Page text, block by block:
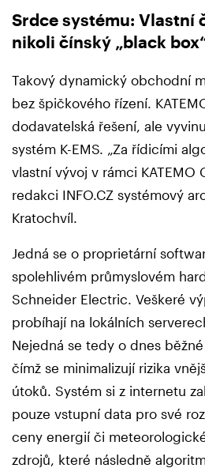
Srdce systému: Vlastní
nikoli čínský „black
Takový dynamický obchodní
bez špičkového řízení.
dodavatelská řešení, ale
systém K-EMS. „Za řídicími
vlastní vývoj v rámci KATEMO
redakci INFO.CZ systémový
Kratochvíl.
Jedná se o proprietární
spolehlivém průmyslovém
Schneider Electric. Veškeré
probíhají na lokálních
Nejedná se tedy o dnes
čímž se minimalizují rizika
útoků. Systém si z internetu
pouze vstupní data pro své
ceny energií či
zdrojů, které následně